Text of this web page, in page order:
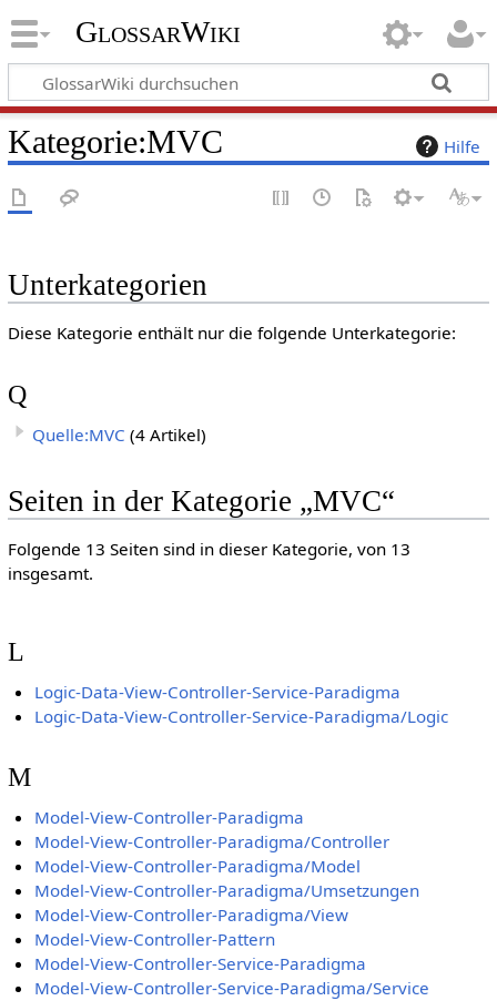
GlossarWiki
Hilfe
Kategorie:MVC
Unterkategorien
Diese Kategorie enthält nur die folgende Unterkategorie:
Q
Quelle:MVC (4 Artikel)
Seiten in der Kategorie „MVC“
Folgende 13 Seiten sind in dieser Kategorie, von 13
insgesamt.
L
Logic-Data-View-Controller-Service-Paradigma
Logic-Data-View-Controller-Service-Paradigma/Logic
M
Model-View-Controller-Paradigma
Model-View-Controller-Paradigma/Controller
Model-View-Controller-Paradigma/Model
Model-View-Controller-Paradigma/Umsetzungen
Model-View-Controller-Paradigma/View
Model-View-Controller-Pattern
Model-View-Controller-Service-Paradigma
Model-View-Controller-Service-Paradigma/Service